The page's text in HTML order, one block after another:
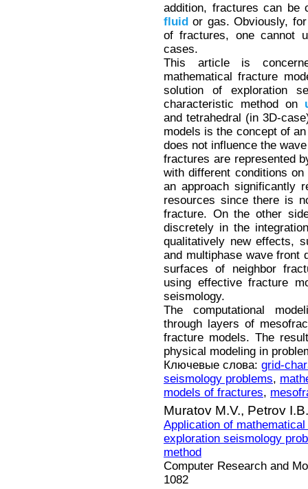
addition, fractures can be
fluid or gas. Obviously,
of fractures, one cannot
cases.
This article is
mathematical fracture
solution of exploration
characteristic method on
and tetrahedral (in 3D-
models is the concept of
does not influence the
fractures are represented
with different conditions
an approach significantly
resources since there is
fracture. On the other
discretely in the
qualitatively new effects,
and multiphase wave front
surfaces of neighbor
using effective fracture
seismology.
The computational
through layers of
fracture models. The
physical modeling in
Ключевые слова: grid-
seismology problems,
models of fractures,
Muratov M.V., Petrov I.B.
Application of
exploration seismology
method
Computer Research and
1082